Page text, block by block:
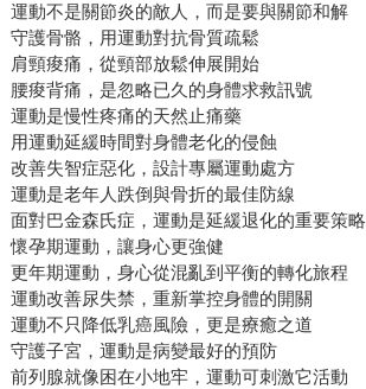
運動不是關節炎的敵人，而是要與關節和解
守護骨骼，用運動對抗骨質疏鬆
肩頸痠痛，從頸部放鬆伸展開始
腰痠背痛，是忽略已久的身體求救訊號
運動是慢性疼痛的天然止痛藥
用運動延緩時間對身體老化的侵蝕
改善失智症惡化，設計專屬運動處方
運動是老年人跌倒與骨折的最佳防線
面對巴金森氏症，運動是延緩退化的重要策略
懷孕期運動，讓身心更強健
更年期運動，身心從混亂到平衡的轉化旅程
運動改善尿失禁，重新掌控身體的開關
運動不只降低乳癌風險，更是療癒之道
守護子宮，運動是病變最好的預防
前列腺就像困在小地牢，運動可刺激它活動